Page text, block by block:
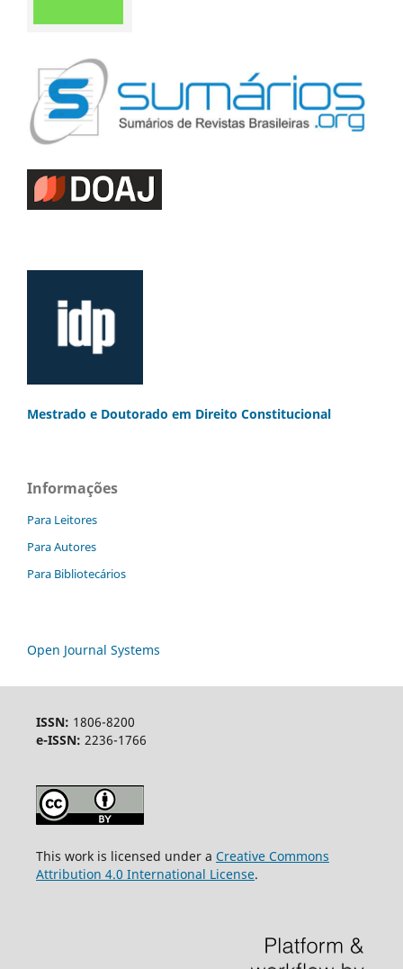
Mestrado e Doutorado em Direito Constitucional
Informações
Para Leitores
Para Autores
Para Bibliotecários
Open Journal Systems
ISSN: 1806-8200
e-ISSN: 2236-1766
This work is licensed under a Creative Commons
Attribution 4.0 International License.